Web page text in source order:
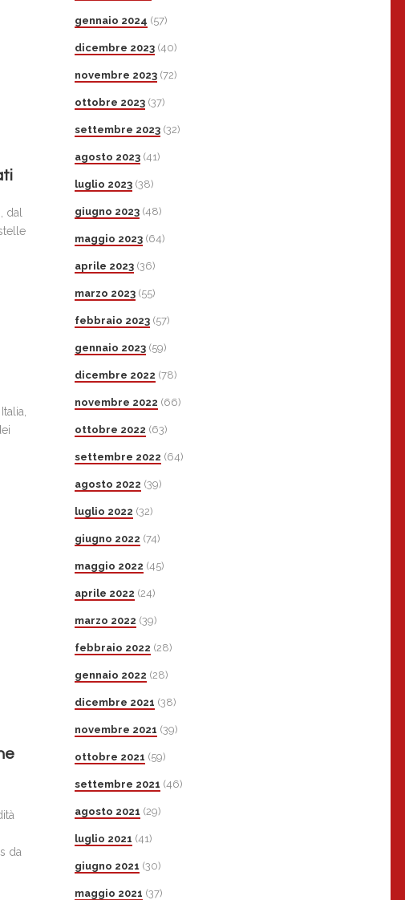
dal
da
gennaio 2024 (57)
dicembre 2023(40)
novembre 2023(72)
ottobre 2023(37)
settembre 2023(32)
agosto 2023(41)
luglio 2023(38)
giugno 2023(48)
maggio 2023(64)
aprile 2023(36)
marzo 2023(55)
febbraio 2023(57)
gennaio 2023(59)
dicembre 2022 (78)
novembre 2022 (66)
ottobre 2022 (63)
settembre 2022 (64)
agosto 2022 (39)
luglio 2022 (32)
giugno 2022 (74)
maggio 2022 (45)
aprile 2022 (24)
marzo 2022 (39)
febbraio 2022 (28)
gennaio 2022 (28)
dicembre 2021 (38)
novembre 2021 (39)
ottobre 2021 (59)
settembre 2021 (46)
agosto 2021 (29)
luglio 2021 (41)
giugno 2021 (30)
maggio 2021 (37)